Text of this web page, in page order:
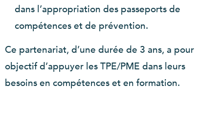
dans l’appropriation des passeports de
compétences et de prévention.
Ce partenariat, d’une durée de 3 ans, a pour
objectif d’appuyer les TPE/PME dans leurs
besoins en compétences et en formation.